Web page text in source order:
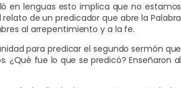
en lenguas esto implica que no estamos
de un predicador que abre la Palabra
al arrepentimiento y a la fe.
para predicar el segundo sermón que
¿Qué fue lo que se predicó? Enseñaron al